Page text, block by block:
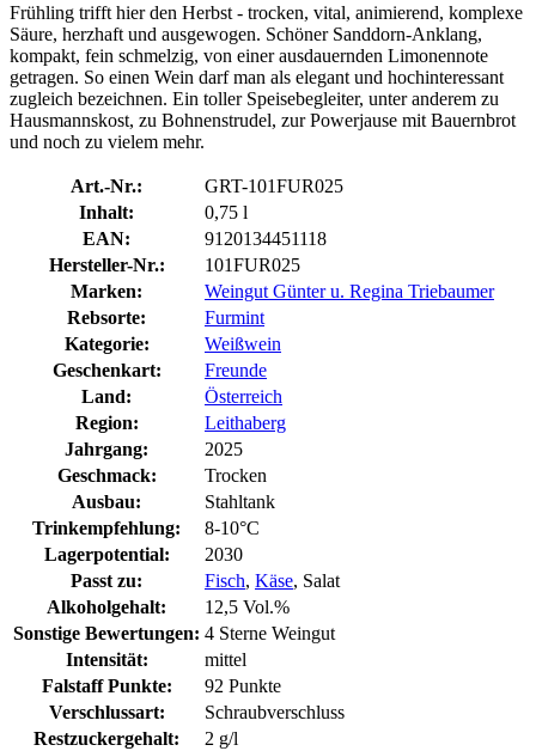
Frühling trifft hier den Herbst - trocken, vital, animierend, komplexe
Säure, herzhaft und ausgewogen. Schöner Sanddorn-Anklang,
kompakt, fein schmelzig, von einer ausdauernden Limonennote
getragen. So einen Wein darf man als elegant und hochinteressant
zugleich bezeichnen. Ein toller Speisebegleiter, unter anderem zu
Hausmannskost, zu Bohnenstrudel, zur Powerjause mit Bauernbrot
und noch zu vielem mehr.
Art.-Nr.:
GRT-101FUR025
Inhalt:
0,75 l
EAN:
9120134451118
Hersteller-Nr.:
101FUR025
Marken:
Weingut Günter u. Regina Triebaumer
Rebsorte:
Furmint
Kategorie:
Weißwein
Geschenkart:
Freunde
Land:
Österreich
Region:
Leithaberg
Jahrgang:
2025
Geschmack:
Trocken
Ausbau:
Stahltank
Trinkempfehlung:
8-10°C
Lagerpotential:
2030
Passt zu:
Fisch, Käse, Salat
Alkoholgehalt:
12,5 Vol.%
Sonstige Bewertungen: 4 Sterne Weingut
Intensität:
mittel
Falstaff Punkte:
92 Punkte
Verschlussart:
Schraubverschluss
Restzuckergehalt:
2 g/l